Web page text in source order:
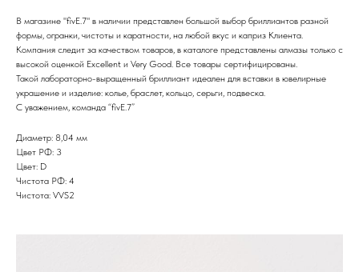
В магазине "fivE.7" в наличии представлен большой выбор бриллиантов разной
формы, огранки, чистоты и каратности, на любой вкус и каприз Клиента.
Компания следит за качеством товаров, в каталоге представлены алмазы только с
высокой оценкой Excellent и Very Good. Все товары сертифицированы.
Такой лабораторно-выращенный бриллиант идеален для вставки в ювелирные
украшение и изделие: колье, браслет, кольцо, серьги, подвеска.
С уважением, команда “fivE.7”
Диаметр: 8,04 мм
Цвет РФ: 3
Цвет: D
Чистота РФ: 4
Чистота: VVS2